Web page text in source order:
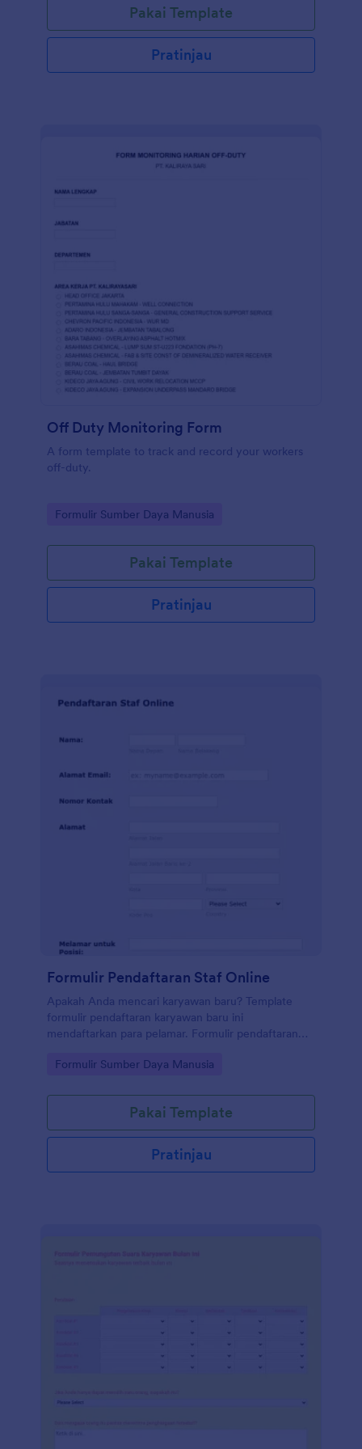
mendapatkan pendapat mereka. Jadi Anda
memerlukan Templat formulir referensi karyawan
yang akan membantu menjaga referensi umpan balik
tertata dan mudah untuk ditinjau nanti. Dalam
integrasi aplikasi dan widget. Gunakan Pembuat
Formulir Permintaan Referensi Karyawan sesuai
menyinkronkan kiriman tanggapan dan unggahan ke
integrasi formulir gratis kami, seperti Google Drive,
dan segera gunakan di Jotform!
Pakai Template
Pratinjau
Off Duty Monitoring Form
A form template to track and record your workers
off-duty.
Go to Category:
Formulir Sumber Daya Manusia
Pakai Template
Pratinjau
Formulir Pendaftaran Staf Online
Apakah Anda mencari karyawan baru? Template
formulir pendaftaran karyawan baru ini
mendaftarkan para pelamar. Formulir pendaftaran
seperti nomor kontak, alamat, dan resume. Contoh
Anda menemukan karyawan/pelamar yang hebat.
Go to Category:
Formulir Sumber Daya Manusia
Pakai Template
Pratinjau